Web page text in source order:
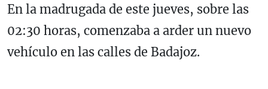
En la madrugada de este jueves, sobre las
02:30 horas, comenzaba a arder un nuevo
vehículo en las calles de Badajoz.